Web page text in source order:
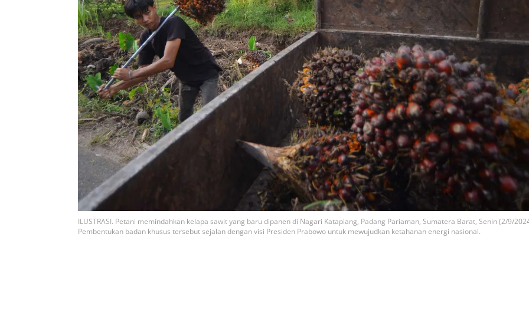
ILUSTRASI. Petani memindahkan kelapa sawit yang baru dipanen di Nagari Katapiang, Padang Pariaman, Sumatera Barat, Senin (2/9/
Pembentukan badan khusus tersebut sejalan dengan visi Presiden Prabowo untuk mewujudkan ketahanan energi nasional.